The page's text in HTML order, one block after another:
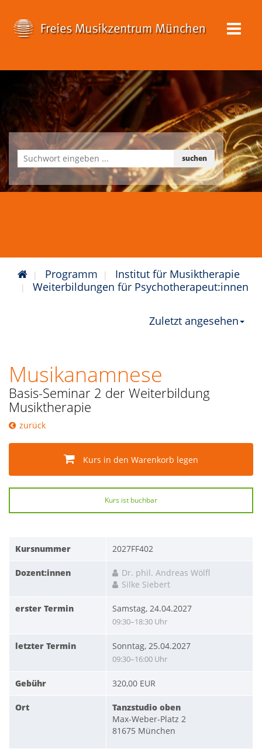
suchen
Programm
Institut für Musiktherapie
Weiterbildungen für Psychotherapeut:innen
Zuletzt angesehen
Musikanamnese
Basis-Seminar 2 der Weiterbildung
Musiktherapie
zurück
Kurs in den Warenkorb legen
Kurs ist buchbar
Kursnummer 2027FF402
Dozent:innen
Dr. phil. Andreas Wölfl
Silke Siebert
erster Termin Samstag, 24.04.2027
09:30–18:30 Uhr
letzter Termin Sonntag, 25.04.2027
09:30–16:00 Uhr
Gebühr 320,00 EUR
Ort
Tanzstudio oben
Max-Weber-Platz 2
81675 München